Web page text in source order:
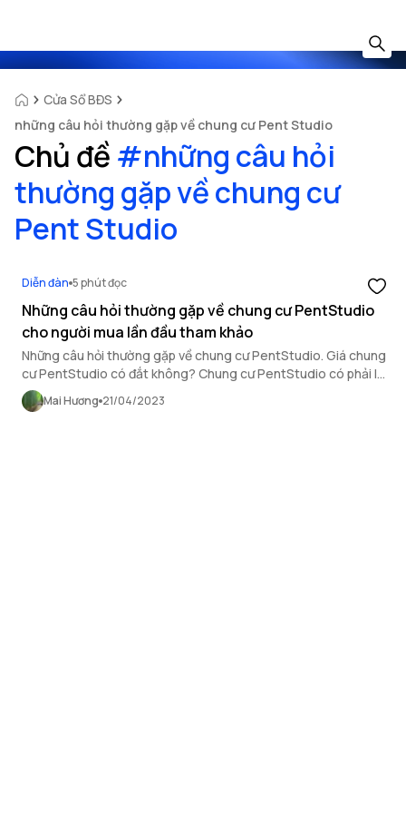
Cửa Sổ BĐS
những câu hỏi thường gặp về chung cư Pent Studio
Chủ đề #những câu hỏi
thường gặp về chung cư
Pent Studio
Diễn đàn 5 phút đọc
Những câu hỏi thường gặp về chung cư PentStudio
cho người mua lần đầu tham khảo
Những câu hỏi thường gặp về chung cư PentStudio. Giá chung
cư PentStudio có đắt không? Chung cư PentStudio có phải là
một sự lựa chọn tốt?
Mai Hương 21/04/2023